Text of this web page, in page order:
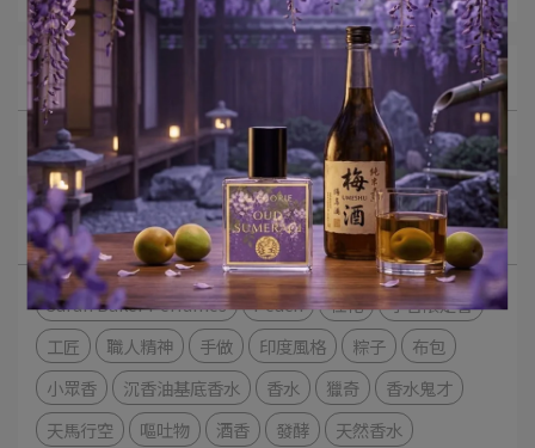
All Blogs
香水介紹文章
Categories
Sarah Baker Perfumes Peach 桂花
小台限定香
工匠
職人精神 手做 印度風格 粽子
布包
小眾香
沉香油基底香水 香水 獵奇
香水鬼才
天馬行空
嘔吐物 酒香 發酵
天然香水